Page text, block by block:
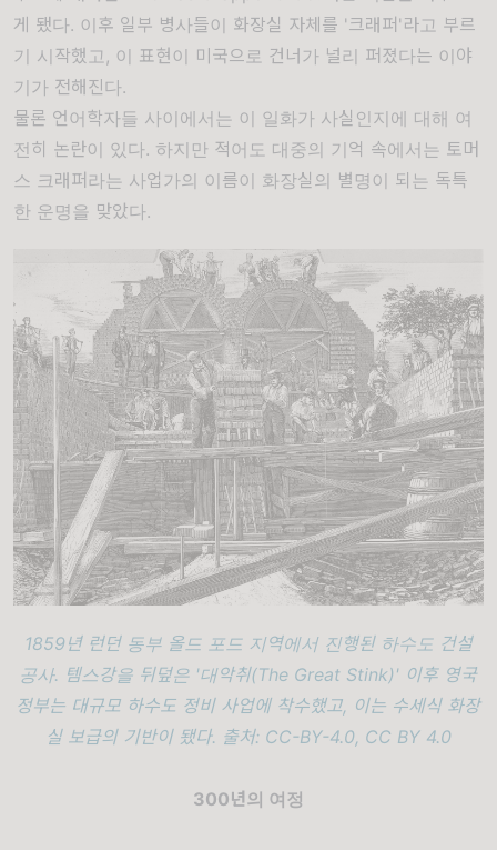
게 됐다. 이후 일부 병사들이 화장실 자체를 '크래퍼'라고 부르
기 시작했고, 이 표현이 미국으로 건너가 널리 퍼졌다는 이야
기가 전해진다.
물론 언어학자들 사이에서는 이 일화가 사실인지에 대해 여
전히 논란이 있다. 하지만 적어도 대중의 기억 속에서는 토머
스 크래퍼라는 사업가의 이름이 화장실의 별명이 되는 독특
한 운명을 맞았다.
1859년 런던 동부 올드 포드 지역에서 진행된 하수도 건설
공사. 템스강을 뒤덮은 '대악취(The Great Stink)' 이후 영국
정부는 대규모 하수도 정비 사업에 착수했고, 이는 수세식 화장
실 보급의 기반이 됐다. 출처: CC-BY-4.0, CC BY 4.0
300년의 여정